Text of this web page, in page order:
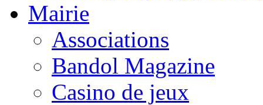
Mairie
Associations
Bandol Magazine
Casino de jeux